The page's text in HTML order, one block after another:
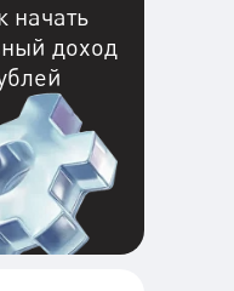
начать
доход